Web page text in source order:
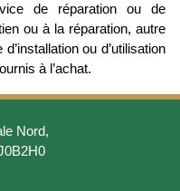
de réparation ou de
ou à la réparation, autre
ou d’utilisation
à l’achat.
Nord,